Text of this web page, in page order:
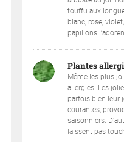
touffu aux
blanc, rose,
papillons
Plantes
Même les plus
allergies. Les
parfois bien leur
courantes,
saisonniers.
laissent pas